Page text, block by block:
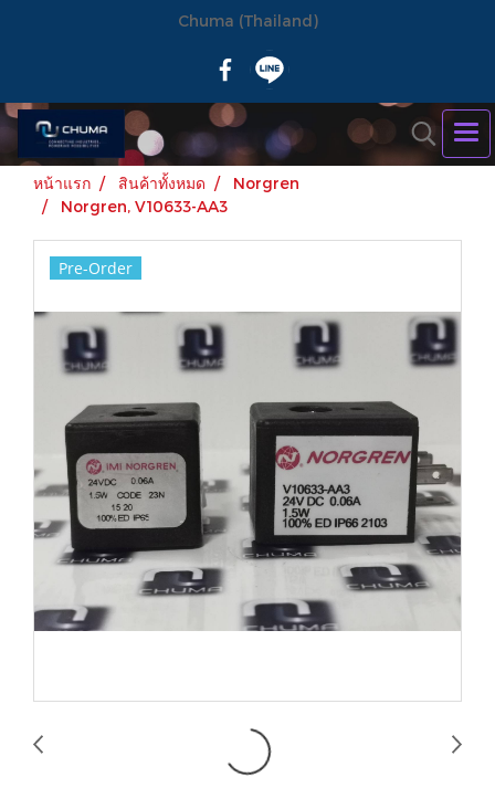
Chuma (Thailand)
หน้าแรก สินค้าทั้งหมด
Norgren
Norgren, V10633-AA3
Pre-Order